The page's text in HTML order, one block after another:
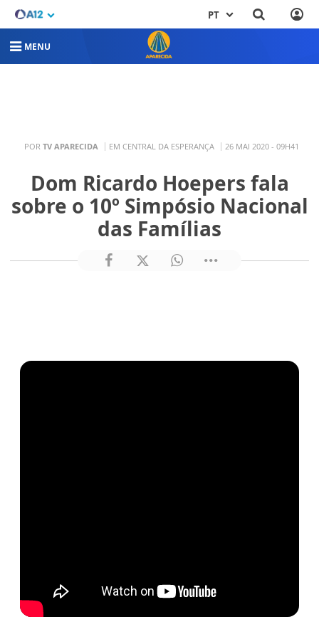
PT
MENU
POR TV APARECIDA EM CENTRAL DA ESPERANÇA 26 MAI 2020 - 09H41
Dom Ricardo Hoepers fala
sobre o 10º Simpósio Nacional
das Famílias